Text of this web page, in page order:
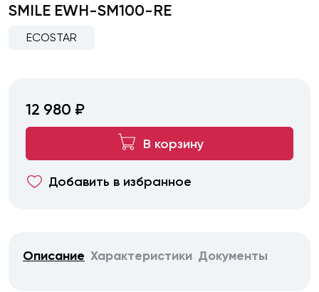
SMILE EWH-SM100-RE
ECOSTAR
12 980 ₽
В корзину
Добавить в избранное
Описание Характеристики Документы